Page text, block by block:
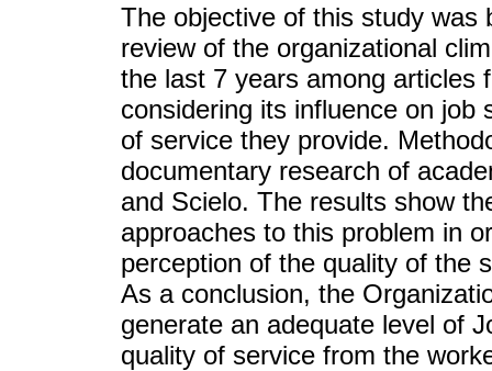
The objective of this study was
review of the organizational
the last 7 years among articles
considering its influence on job
of service they provide.
documentary research of
and Scielo. The results show
approaches to this problem in
perception of the quality of the
As a conclusion, the
generate an adequate level of
quality of service from the